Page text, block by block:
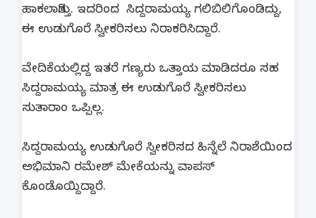
ಹಾಕಲಾಗಿತ್ತು. ಇದರಿಂದ ಸಿದ್ದರಾಮಯ್ಯ ಗಲಿಬಿಲಿಗೊಂಡಿದ್ದು,
ಈ ಉಡುಗೊರೆ ಸ್ವೀಕರಿಸಲು ನಿರಾಕರಿಸಿದ್ದಾರೆ.
ವೇದಿಕೆಯಲ್ಲಿದ್ದ ಇತರೆ ಗಣ್ಯರು ಒತ್ತಾಯ ಮಾಡಿದರೂ ಸಹ
ಸಿದ್ದರಾಮಯ್ಯ ಮಾತ್ರ ಈ ಉಡುಗೊರೆ ಸ್ವೀಕರಿಸಲು
ಸುತಾರಾಂ ಒಪ್ಪಿಲ್ಲ.
ಸಿದ್ದರಾಮಯ್ಯ ಉಡುಗೊರೆ ಸ್ವೀಕರಿಸದ ಹಿನ್ನೆಲೆ ನಿರಾಶೆಯಿಂದ
ಅಭಿಮಾನಿ ರಮೇಶ್​ ಮೇಕೆಯನ್ನು ವಾಪಸ್​
ಕೊಂಡೊಯ್ದಿದ್ದಾರೆ.